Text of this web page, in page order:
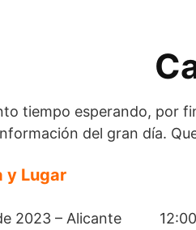
tiempo esperando, por
del gran día.
y Lugar
2023 – Alicante